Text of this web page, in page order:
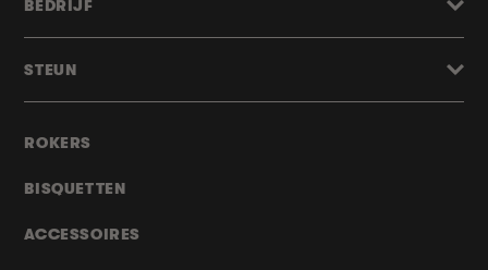
ROKERS
BISQUETTEN
ACCESSOIRES
BEDRIJF
STEUN